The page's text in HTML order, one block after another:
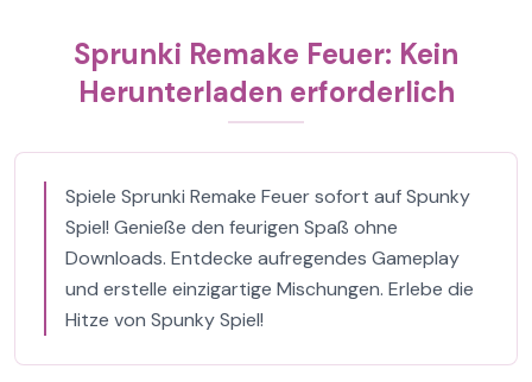
Sprunki Remake Feuer: Kein
Herunterladen erforderlich
Spiele Sprunki Remake Feuer sofort auf Spunky
Spiel! Genieße den feurigen Spaß ohne
Downloads. Entdecke aufregendes Gameplay
und erstelle einzigartige Mischungen. Erlebe die
Hitze von Spunky Spiel!